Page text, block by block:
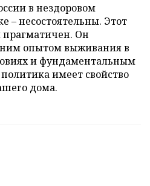
в нездоровом
– несостоятельны. Этот
прагматичен. Он
опытом выживания в
и фундаментальным
имеет свойство
дома.